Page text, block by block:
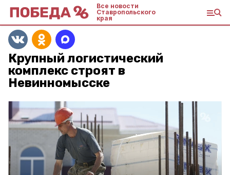
Все новости
Ставропольского
края
Крупный логистический
комплекс строят в
Невинномысске